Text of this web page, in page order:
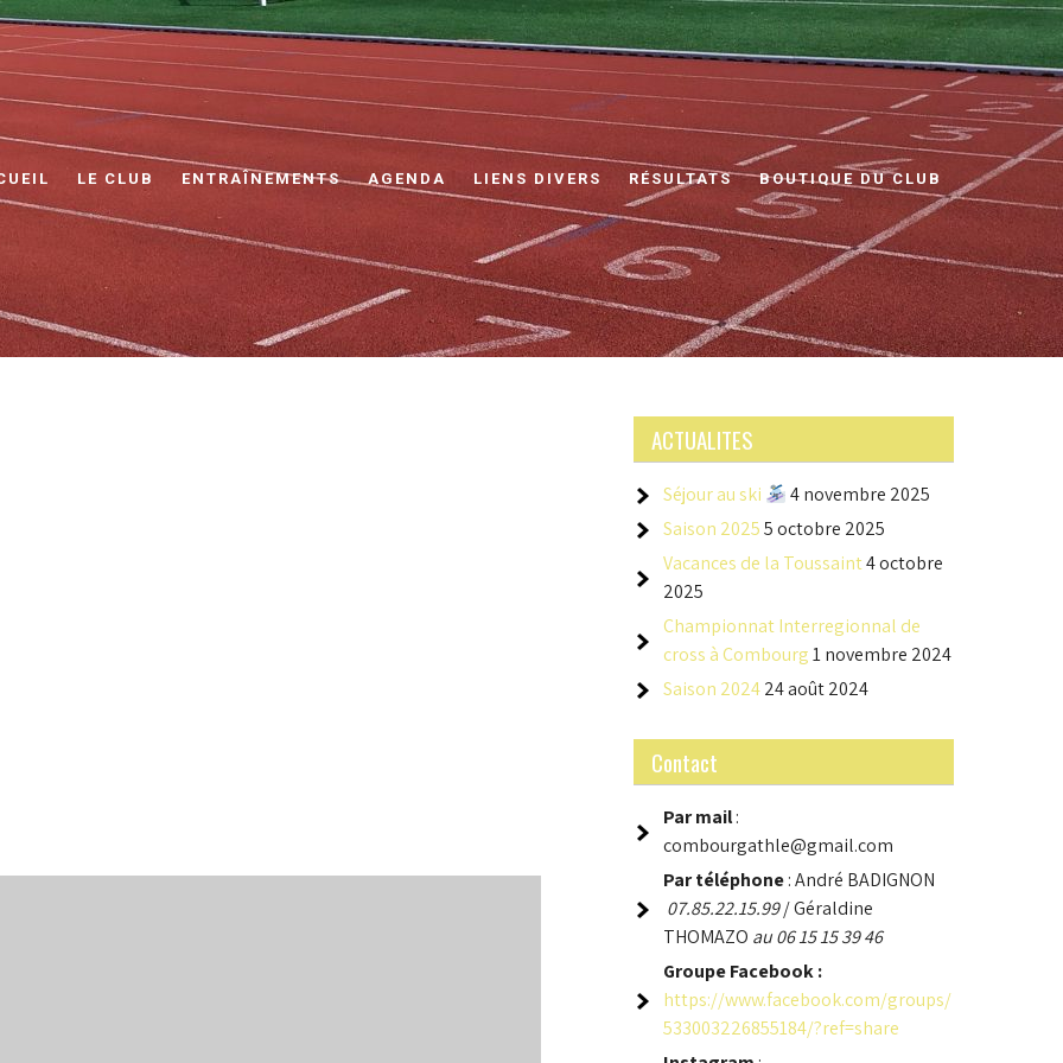
LE CLUB ENTRAÎNEMENTS AGENDA LIENS DIVERS RÉSULTATS BOUTIQUE DU CLUB
ACTUALITES
Séjour au ski
4 novembre 2025
Saison 20255 octobre 2025
Vacances de la Toussaint4 octobre
2025
Championnat Interregionnal de
cross à Combourg1 novembre 2024
Saison 202424 août 2024
Contact
Par mail:
combourgathle@gmail.com
Par téléphone: André BADIGNON
07.85.22.15.99/ Géraldine
THOMAZO au 06 15 15 39 46
GroupeFacebook :
https://www.facebook.com/groups/
533003226855184/?ref=share